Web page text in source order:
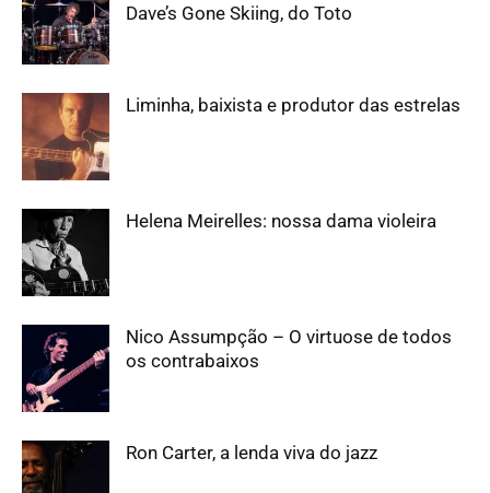
Dave’s Gone Skiing, do Toto
Liminha, baixista e produtor das estrelas
Helena Meirelles: nossa dama violeira
Nico Assumpção – O virtuose de todos
os contrabaixos
Ron Carter, a lenda viva do jazz